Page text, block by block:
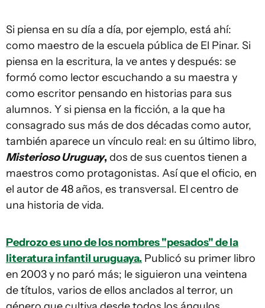
Si piensa en su día a día, por ejemplo, está ahí:
como maestro de la escuela pública de El Pinar. Si
piensa en la escritura, la ve antes y después: se
formó como lector escuchando a su maestra y
como escritor pensando en historias para sus
alumnos. Y si piensa en la ficción, a la que ha
consagrado sus más de dos décadas como autor,
también aparece un vínculo real: en su último libro,
Misterioso Uruguay, dos de sus cuentos tienen a
maestros como protagonistas. Así que el oficio, en
el autor de 48 años, es transversal. El centro de
una historia de vida.
Pedrozo es uno de los nombres "pesados" de la
literatura infantil uruguaya. Publicó su primer libro
en 2003 y no paró más; le siguieron una veintena
de títulos, varios de ellos anclados al terror, un